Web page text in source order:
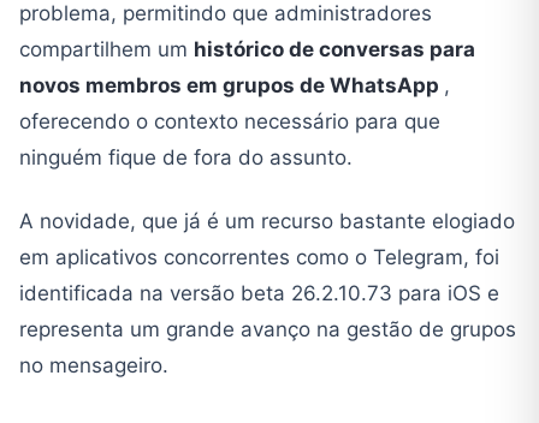
problema, permitindo que administradores
compartilhem um histórico de conversas para
novos membros em grupos de WhatsApp ,
oferecendo o contexto necessário para que
ninguém fique de fora do assunto.
A novidade, que já é um recurso bastante elogiado
em aplicativos concorrentes como o Telegram, foi
identificada na versão beta 26.2.10.73 para iOS e
representa um grande avanço na gestão de grupos
no mensageiro.